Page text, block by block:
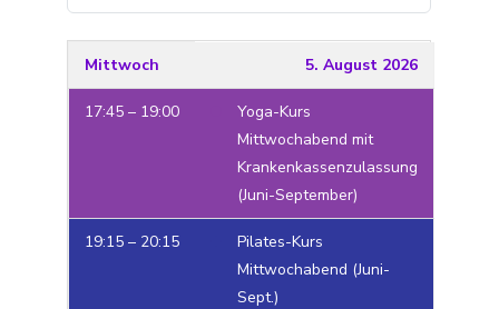
Mittwoch 5. August 2026
17:45 – 19:00
Yoga-Kurs
Mittwochabend mit
Krankenkassenzulassung
(Juni-September)
19:15 – 20:15
Pilates-Kurs
Mittwochabend (Juni-
Sept.)